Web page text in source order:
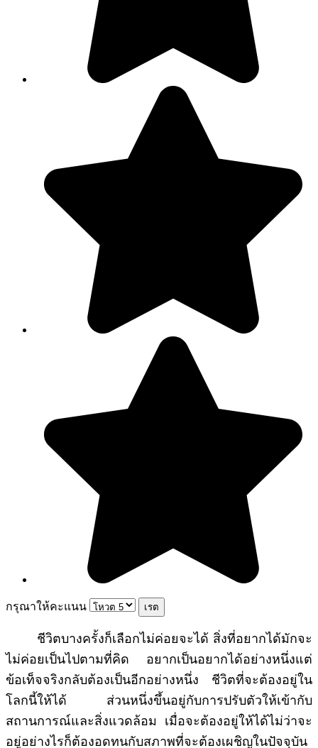
กรุณาให้คะแนน
ชีวิตบางครั้งก็เลือกไม่ค่อยจะได้ สิ่งที่อยากได้มักจะ
ไม่ค่อยเป็นไปตามที่คิด อยากเป็นอยากได้อย่างหนึ่งแต่
ข้อเท็จจริงกลับต้องเป็นอีกอย่างหนึ่ง ชีวิตที่จะต้องอยู่ใน
โลกนี้ให้ได้ ส่วนหนึ่งขึ้นอยู่กับการปรับตัวให้เข้ากับ
สถานการณ์และสิ่งแวดล้อม เมื่อจะต้องอยู่ให้ได้ไม่ว่าจะ
อยู่อย่างไรก็ต้องอดทนกับสภาพที่จะต้องเผชิญในปัจจุบัน